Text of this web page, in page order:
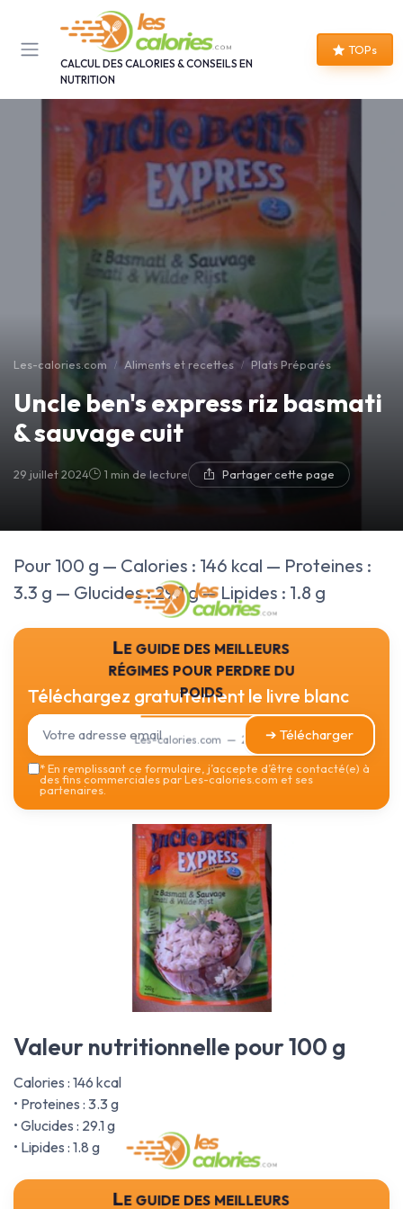
CALCUL DES CALORIES & CONSEILS EN
NUTRITION
TOPs
Les-calories.com Aliments et recettes Plats Préparés
Uncle ben's express riz basmati
& sauvage cuit
29 juillet 2024 1 min de lecture Partager cette page
Pour 100 g — Calories : 146 kcal — Proteines :
3.3 g — Glucides : 29.1 g — Lipides : 1.8 g
Le guide des meilleurs
régimes pour perdre du
poids
Les-calories.com — 2026
Téléchargez gratuitement le livre blanc
➔ Télécharger
*En remplissant ce formulaire, j’accepte d’être contacté(e) à
des fins commerciales par Les-calories.com et ses
partenaires.
Valeur nutritionnelle pour 100 g
Calories : 146 kcal
• Proteines : 3.3 g
• Glucides : 29.1 g
• Lipides : 1.8 g
Le guide des meilleurs
Panneau de gestion des cookies